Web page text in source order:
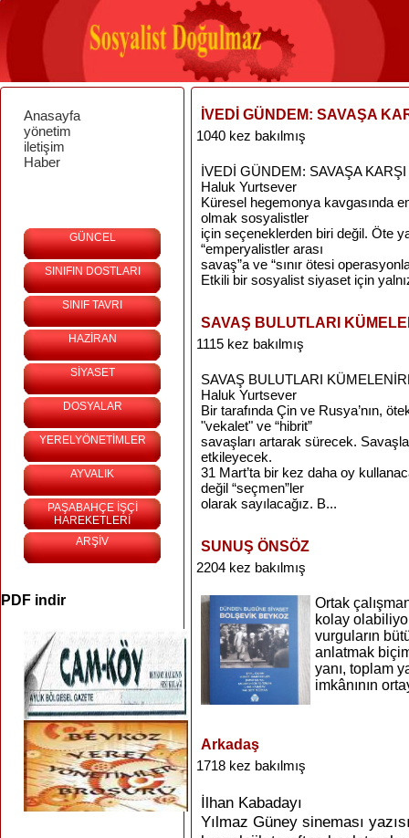
Anasayfa
yönetim
iletişim
Haber
GÜNCEL
SINIFIN DOSTLARI
SINIF TAVRI
HAZİRAN
SİYASET
DOSYALAR
YERELYÖNETİMLER
AYVALIK
PAŞABAHÇE İŞÇİ
HAREKETLERİ
ARŞİV
PDF indir
İVEDİ GÜNDEM: SAVAŞA
1040 kez bakılmış
İVEDİ GÜNDEM: SAVAŞA
Haluk Yurtsever
Küresel hegemonya kavgasında
olmak sosyalistler
için seçeneklerden biri değil. Öte
“emperyalistler arası
savaş”a ve “sınır ötesi
Etkili bir sosyalist siyaset için
SAVAŞ BULUTLARI
1115 kez bakılmış
SAVAŞ BULUTLARI
Haluk Yurtsever
Bir tarafında Çin ve Rusya’nın,
"vekalet" ve “hibrit”
savaşları artarak sürecek.
etkileyecek.
31 Mart’ta bir kez daha oy
değil “seçmen”ler
olarak sayılacağız. B...
SUNUŞ ÖNSÖZ
2204 kez bakılmış
Ortak
kolay
vurguların
anlatmak
yanı, toplam
imkânının
Arkadaş
1718 kez bakılmış
İlhan Kabadayı
Yılmaz Güney sineması